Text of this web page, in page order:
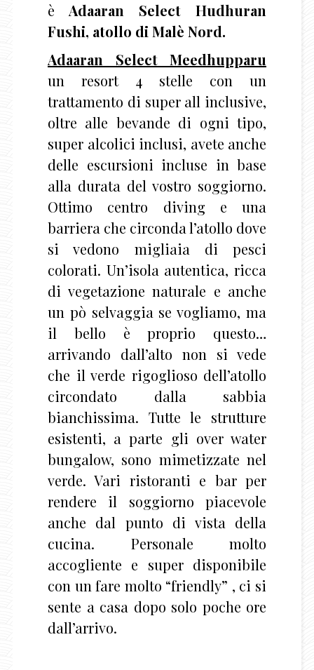
è Adaaran Select Hudhuran
Fushi, atollo di Malè Nord.
Adaaran Select Meedhupparu
un resort 4 stelle con un
trattamento di super all inclusive,
oltre alle bevande di ogni tipo,
super alcolici inclusi, avete anche
delle escursioni incluse in base
alla durata del vostro soggiorno.
Ottimo centro diving e una
barriera che circonda l’atollo dove
si vedono migliaia di pesci
colorati. Un’isola autentica, ricca
di vegetazione naturale e anche
un pò selvaggia se vogliamo, ma
il bello è proprio questo…
arrivando dall’alto non si vede
che il verde rigoglioso dell’atollo
circondato dalla sabbia
bianchissima. Tutte le strutture
esistenti, a parte gli over water
bungalow, sono mimetizzate nel
verde. Vari ristoranti e bar per
rendere il soggiorno piacevole
anche dal punto di vista della
cucina. Personale molto
accogliente e super disponibile
con un fare molto “friendly” , ci si
sente a casa dopo solo poche ore
dall’arrivo.